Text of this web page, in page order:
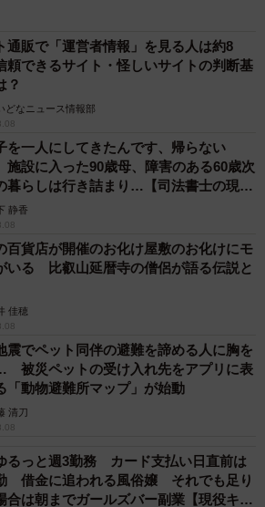
通販で「運営者情報」を見る人は約8
できるサイト・怪しいサイトの判断基
？
どなニュース情報部
を一人にしてきたんです、帰らない
設に入った90歳母、障害のある60歳次
暮らしは行き詰まり…【司法書士の現場
静香
百貨店が開催のお化け屋敷のお化けにモ
いる 比叡山延暦寺の僧侶が語る伝説と
佳穂
震でペット同伴の避難を諦める人に胸を
被災ペットの受け入れ先をアプリに表
「動物避難所マップ」が始動
清刀
るっと週3勤務 カード支払い日直前は
借金に追われる風俗嬢 それでも足り
合は朝までガールズバー副業【現役キャ